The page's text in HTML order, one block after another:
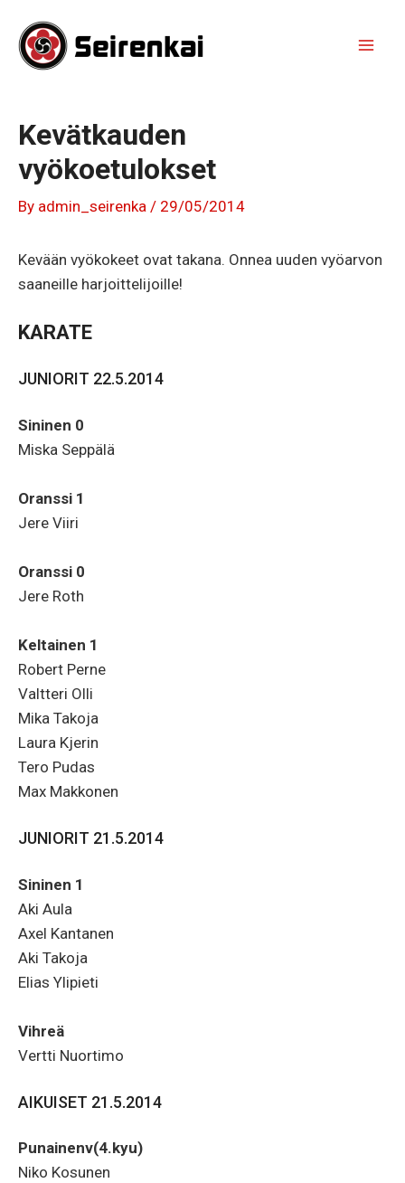
content
Kevätkauden
vyökoetulokset
By admin_seirenka / 29/05/2014
Kevään vyökokeet ovat takana. Onnea uuden vyöarvon
saaneille harjoittelijoille!
KARATE
JUNIORIT 22.5.2014
Sininen 0
Miska Seppälä
Oranssi 1
Jere Viiri
Oranssi 0
Jere Roth
Keltainen 1
Robert Perne
Valtteri Olli
Mika Takoja
Laura Kjerin
Tero Pudas
Max Makkonen
JUNIORIT 21.5.2014
Sininen 1
Aki Aula
Axel Kantanen
Aki Takoja
Elias Ylipieti
Vihreä
Vertti Nuortimo
AIKUISET 21.5.2014
Punainenv(4.kyu)
Niko Kosunen